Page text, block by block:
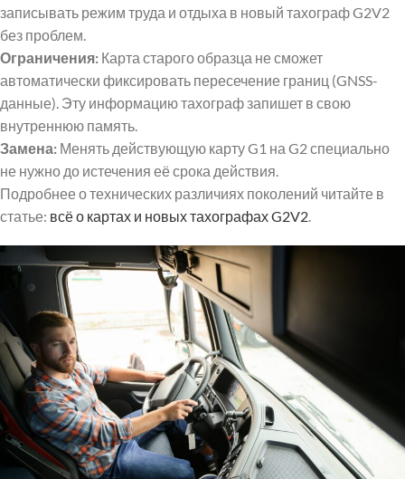
записывать режим труда и отдыха в новый тахограф G2V2
без проблем.
Ограничения: Карта старого образца не сможет
автоматически фиксировать пересечение границ (GNSS-
данные). Эту информацию тахограф запишет в свою
внутреннюю память.
Замена: Менять действующую карту G1 на G2 специально
не нужно до истечения её срока действия.
Подробнее о технических различиях поколений читайте в
статье: всё о картах и новых тахографах G2V2.